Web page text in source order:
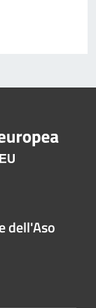
dell'Aso